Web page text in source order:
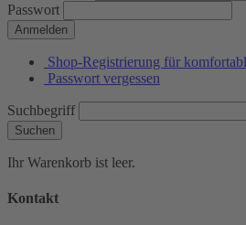
Passwort
Anmelden
Shop-Registrierung für
Passwort vergessen
Suchbegriff
Suchen
Ihr Warenkorb ist leer.
Kontakt